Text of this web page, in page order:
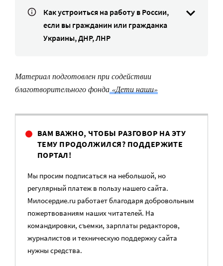
Как устроиться на работу в России,
если вы гражданин или гражданка
Украины, ДНР, ЛНР
Материал подготовлен при содействии
благотворительного фонда«Дети наши»
ВАМ ВАЖНО, ЧТОБЫ РАЗГОВОР НА ЭТУ
ТЕМУ ПРОДОЛЖИЛСЯ? ПОДДЕРЖИТЕ
ПОРТАЛ!
Мы просим подписаться на небольшой, но
регулярный платеж в пользу нашего сайта.
Милосердие.ru работает благодаря добровольным
пожертвованиям наших читателей. На
командировки, съемки, зарплаты редакторов,
журналистов и техническую поддержку сайта
нужны средства.